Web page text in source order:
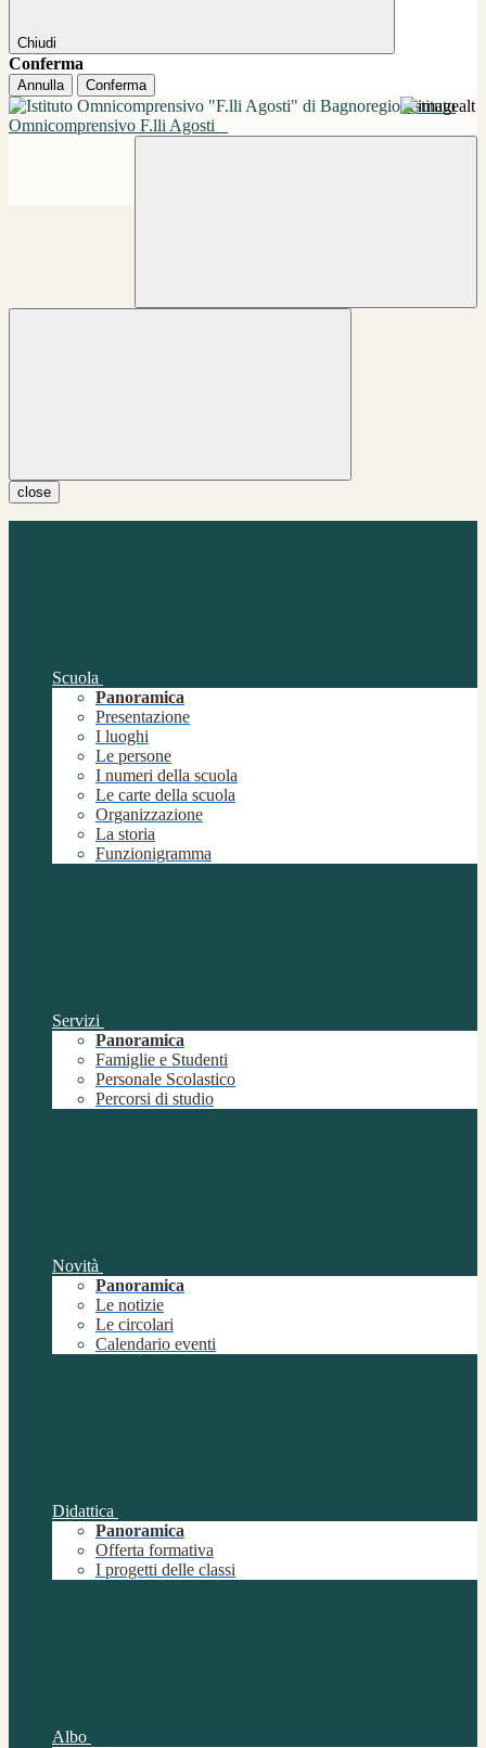
Chiudi
Conferma
Annulla Conferma
Istituto
Omnicomprensivo F.lli Agosti
close
Scuola
Panoramica
Presentazione
I luoghi
Le persone
I numeri della scuola
Le carte della scuola
Organizzazione
La storia
Funzionigramma
Servizi
Panoramica
Famiglie e Studenti
Personale Scolastico
Percorsi di studio
Novità
Panoramica
Le notizie
Le circolari
Calendario eventi
Didattica
Panoramica
Offerta formativa
I progetti delle classi
Albo